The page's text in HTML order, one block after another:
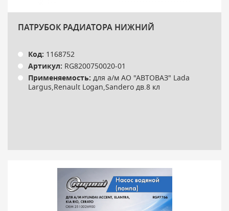
ПАТРУБОК РАДИАТОРА НИЖНИЙ
Код: 1168752
Артикул: RG8200750020-01
Применяемость: для а/м АО "АВТОВАЗ" Lada
Largus,Renault Logan,Sandero дв.8 кл